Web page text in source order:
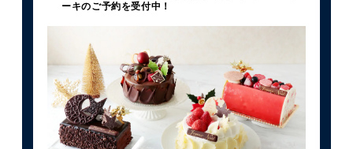
ーキのご予約を受付中！